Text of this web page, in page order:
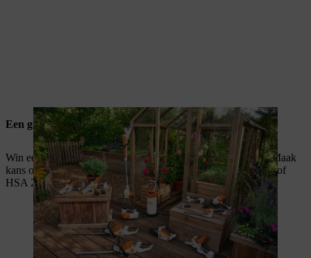
Een geweldige STIHL machine
Win eersteklas STIHL kwaliteit met één van onze machines. Maak
kans op een MSA 300, BGA 250, FSA 50, ASA 20, GTA 26 of
HSA 26.